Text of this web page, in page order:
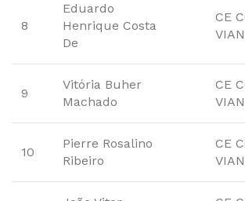
8
Eduardo
Henrique Costa
De
CE
9
Vitória Buher
Machado
CE
10
Pierre Rosalino
Ribeiro
CE